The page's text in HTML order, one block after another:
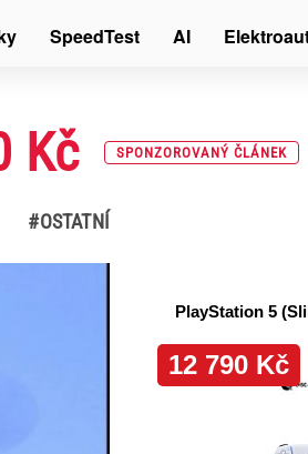
Kč SPONZOROVANÝ ČLÁNEK
#OSTATNÍ
SpeedTest AI